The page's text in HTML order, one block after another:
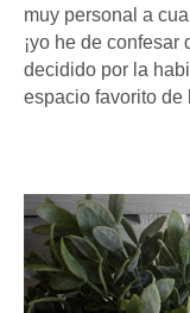
muy personal a
¡yo he de
decidido por la
espacio favorito de